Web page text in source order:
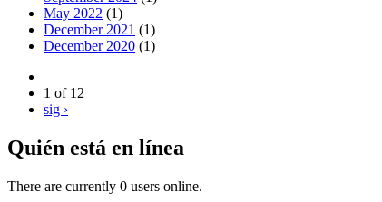
May 2022 (1)
December 2021 (1)
December 2020 (1)
1 of 12
sig ›
Quién está en línea
There are currently 0 users online.